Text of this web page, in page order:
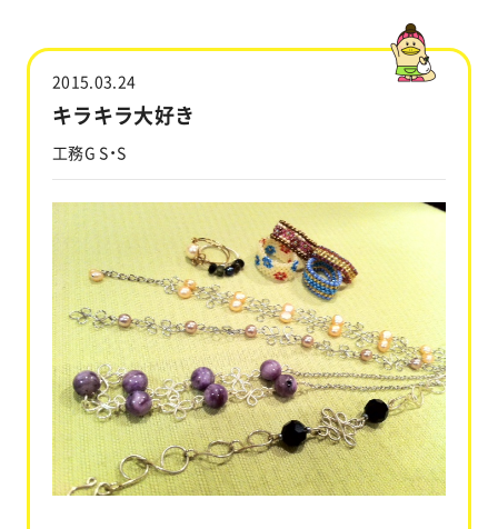
2015.03.24
キラキラ大好き
工務G S・S
沿革
関連企業
新着情報
ブログ
採用情報